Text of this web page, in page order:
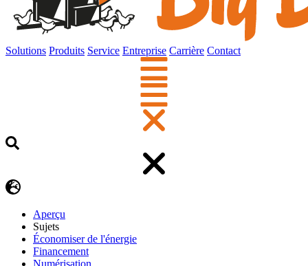
Solutions Produits Service Entreprise Carrière Contact
Aperçu
Sujets
Économiser de l'énergie
Financement